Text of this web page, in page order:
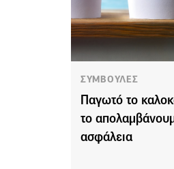
ΣΥΜΒΟΥΛΕΣ
Παγωτό το
το
ασφάλεια